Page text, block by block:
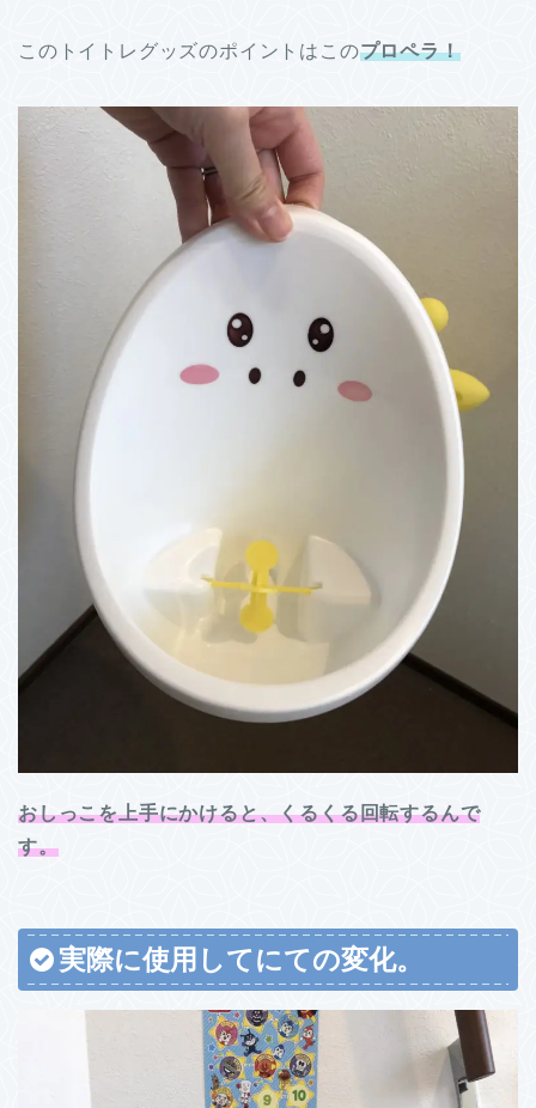
このトイトレグッズのポイントはこのプロペラ！
おしっこを上手にかけると、くるくる回転するんで
す。
実際に使用してにての変化。